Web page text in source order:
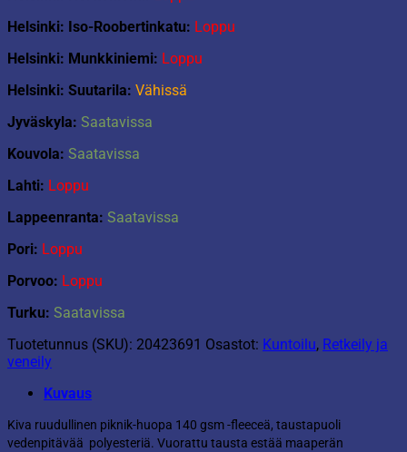
Helsinki: Iso-Roobertinkatu: Loppu
Helsinki: Munkkiniemi: Loppu
Helsinki: Suutarila: Vähissä
Jyväskyla: Saatavissa
Kouvola: Saatavissa
Lahti: Loppu
Lappeenranta: Saatavissa
Pori: Loppu
Porvoo: Loppu
Turku: Saatavissa
Tuotetunnus (SKU): 20423691 Osastot: Kuntoilu, Retkeily ja
veneily
Kuvaus
Kiva ruudullinen piknik-huopa 140 gsm -fleeceä, taustapuoli
vedenpitävää polyesteriä. Vuorattu tausta estää maaperän